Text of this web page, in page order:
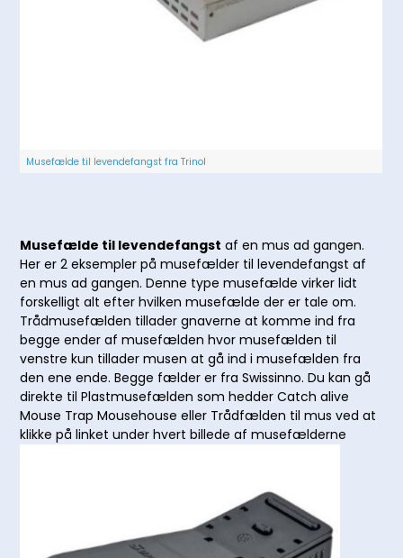
Musefælde til levendefangst fra Trinol
Musefælde til levendefangst af en mus ad gangen.
Her er 2 eksempler på musefælder til levendefangst af
en mus ad gangen. Denne type musefælde virker lidt
forskelligt alt efter hvilken musefælde der er tale om.
Trådmusefælden tillader gnaverne at komme ind fra
begge ender af musefælden hvor musefælden til
venstre kun tillader musen at gå ind i musefælden fra
den ene ende. Begge fælder er fra Swissinno. Du kan gå
direkte til Plastmusefælden som hedder Catch alive
Mouse Trap Mousehouse eller Trådfælden til mus ved at
klikke på linket under hvert billede af musefælderne